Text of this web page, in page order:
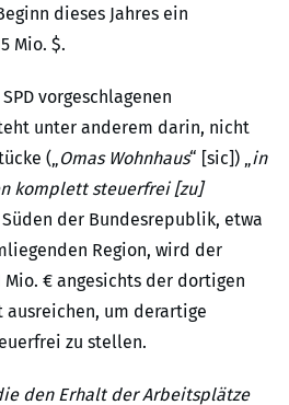
dieses Jahres ein
Mio. $.
vorgeschlagenen
unter anderem darin, nicht
(„Omas Wohnhaus“ [sic]) „in
komplett steuerfrei [zu]
Süden der Bundesrepublik, etwa
Region, wird der
€ angesichts der dortigen
um derartige
zu stellen.
den Erhalt der Arbeitsplätze